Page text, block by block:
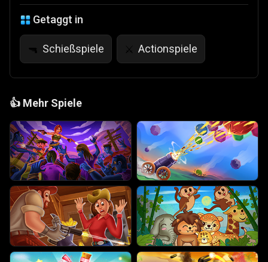
Getaggt in
🔫 Schießspiele ⚔️ Actionspiele
👍 Mehr Spiele